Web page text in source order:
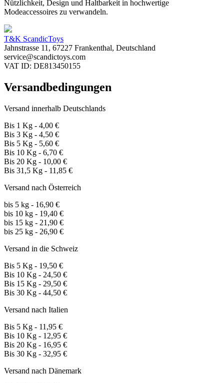
Nützlichkeit, Design und Haltbarkeit in hochwertige
Modeaccessoires zu verwandeln.
T&K ScandicToys
Jahnstrasse 11, 67227 Frankenthal, Deutschland
service@scandictoys.com
VAT ID: DE813450155
Versandbedingungen
Versand innerhalb Deutschlands
Bis 1 Kg - 4,00 €
Bis 3 Kg - 4,50 €
Bis 5 Kg - 5,60 €
Bis 10 Kg - 6,70 €
Bis 20 Kg - 10,00 €
Bis 31,5 Kg - 11,85 €
Versand nach Österreich
bis 5 kg - 16,90 €
bis 10 kg - 19,40 €
bis 15 kg - 21,90 €
bis 25 kg - 26,90 €
Versand in die Schweiz
Bis 5 Kg - 19,50 €
Bis 10 Kg - 24,50 €
Bis 15 Kg - 29,50 €
Bis 30 Kg - 44,50 €
Versand nach Italien
Bis 5 Kg - 11,95 €
Bis 10 Kg - 12,95 €
Bis 20 Kg - 16,95 €
Bis 30 Kg - 32,95 €
Versand nach Dänemark